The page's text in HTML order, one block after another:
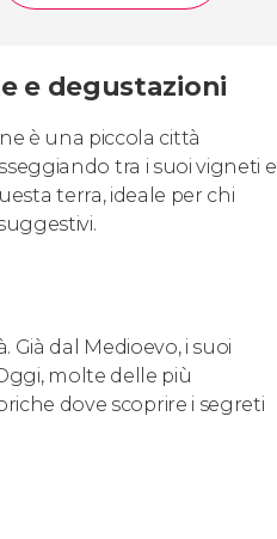
e degustazioni
è una piccola città
tra i suoi vigneti e
terra, ideale per chi
dal Medioevo, i suoi
molte delle più
dove scoprire i segreti